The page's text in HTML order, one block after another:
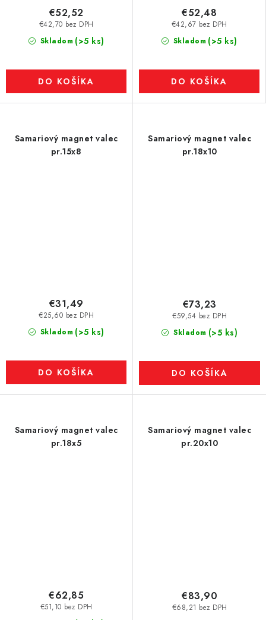
Skladom (>5 ks)
€42,70 bez DPH
€52,52
DO KOŠÍKA
Skladom (>5 ks)
€42,67 bez DPH
€52,48
DO KOŠÍKA
Samariový magnet valec
pr.15x8
Skladom (>5 ks)
€25,60 bez DPH
€31,49
DO KOŠÍKA
Samariový magnet valec
pr.18x10
Skladom (>5 ks)
€59,54 bez DPH
€73,23
DO KOŠÍKA
Samariový magnet valec
pr.18x5
€51,10 bez DPH
€62,85
Samariový magnet valec
pr.20x10
€68,21 bez DPH
€83,90